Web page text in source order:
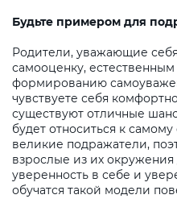
Будьте примером для
Родители, уважающие
самооценку,
формированию
чувствуете себя
существуют отличные
будет относиться к
великие подражатели,
взрослые из их
уверенность в себе и
обучатся такой модели